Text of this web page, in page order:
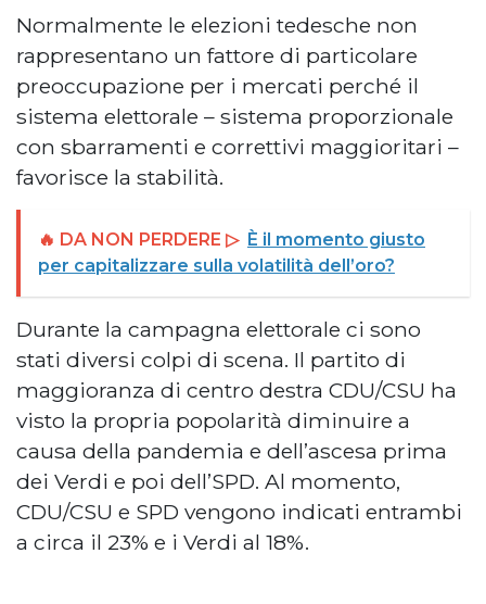
Normalmente le elezioni tedesche non
rappresentano un fattore di particolare
preoccupazione per i mercati perché il
sistema elettorale – sistema proporzionale
con sbarramenti e correttivi maggioritari –
favorisce la stabilità.
🔥 DA NON PERDERE ▷ È il momento giusto
per capitalizzare sulla volatilità dell’oro?
Durante la campagna elettorale ci sono
stati diversi colpi di scena. Il partito di
maggioranza di centro destra CDU/CSU ha
visto la propria popolarità diminuire a
causa della pandemia e dell’ascesa prima
dei Verdi e poi dell’SPD. Al momento,
CDU/CSU e SPD vengono indicati entrambi
a circa il 23% e i Verdi al 18%.